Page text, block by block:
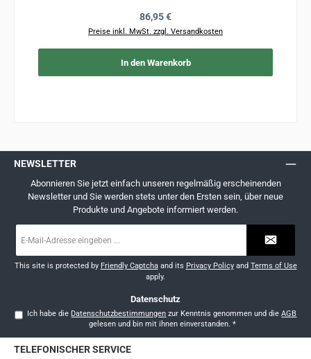
Regulärer Preis:
86,95 €
Preise inkl. MwSt. zzgl. Versandkosten
In den Warenkorb
NEWSLETTER
Abonnieren Sie jetzt einfach unseren regelmäßig erscheinenden
Newsletter und Sie werden stets unter den Ersten sein, über neue
Produkte und Angebote informiert werden.
Mail-
*
This site is protected by Friendly Captchaand its Privacy Policyand Terms of Use
apply.
Datenschutz
Ich habe die Datenschutzbestimmungen zur Kenntnis genommen und dieAGB
gelesen und bin mit ihnen einverstanden. *
TELEFONISCHER SERVICE